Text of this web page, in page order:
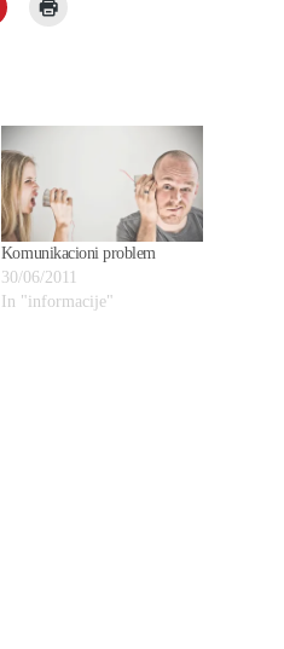
Komunikacioni problem
30/06/2011
In "informacije"